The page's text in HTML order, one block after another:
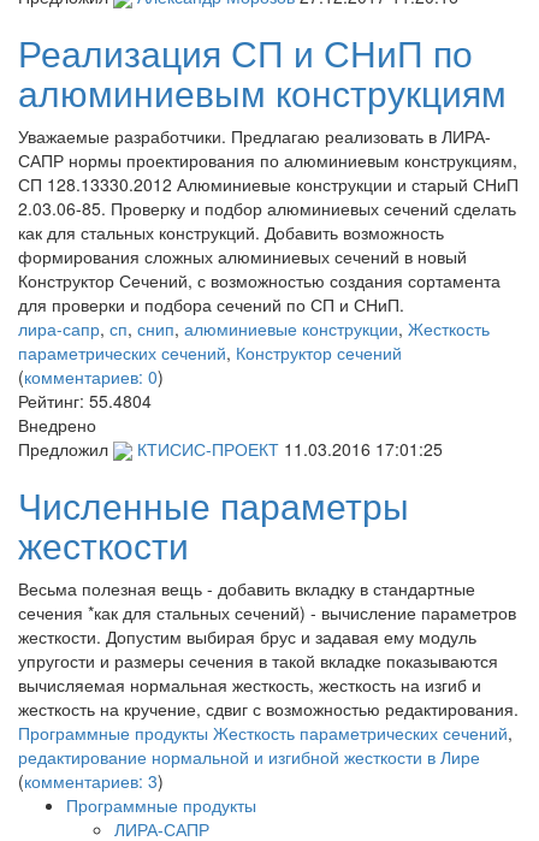
Реализация СП и СНиП по
алюминиевым конструкциям
Уважаемые разработчики. Предлагаю реализовать в ЛИРА-
САПР нормы проектирования по алюминиевым конструкциям,
СП 128.13330.2012 Алюминиевые конструкции и старый СНиП
2.03.06-85. Проверку и подбор алюминиевых сечений сделать
как для стальных конструкций. Добавить возможность
формирования сложных алюминиевых сечений в новый
Конструктор Сечений, с возможностью создания сортамента
для проверки и подбора сечений по СП и СНиП.
лира-сапр, сп, снип, алюминиевые конструкции, Жесткость
параметрических сечений, Конструктор сечений
(комментариев: 0)
Рейтинг: 55.4804
Внедрено
Предложил
КТИСИС-ПРОЕКТ 11.03.2016 17:01:25
Численные параметры
жесткости
Весьма полезная вещь - добавить вкладку в стандартные
сечения *как для стальных сечений) - вычисление параметров
жесткости. Допустим выбирая брус и задавая ему модуль
упругости и размеры сечения в такой вкладке показываются
вычисляемая нормальная жесткость, жесткость на изгиб и
жесткость на кручение, сдвиг с возможностью редактирования.
Программные продукты Жесткость параметрических сечений,
редактирование нормальной и изгибной жесткости в Лире
(комментариев: 3)
Программные продукты
ЛИРА-САПР